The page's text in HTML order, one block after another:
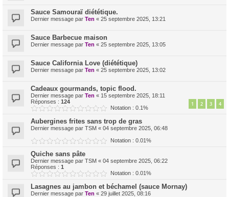
Sauce Samouraï diététique.
Dernier message par Ten « 25 septembre 2025, 13:21
Sauce Barbecue maison
Dernier message par Ten « 25 septembre 2025, 13:05
Sauce California Love (diététique)
Dernier message par Ten « 25 septembre 2025, 13:02
Cadeaux gourmands, topic flood.
Dernier message par Ten « 15 septembre 2025, 18:11
Réponses : 124 1 2 3 4
Notation : 0.1%
Aubergines frites sans trop de gras
Dernier message par TSM « 04 septembre 2025, 06:48
Notation : 0.01%
Quiche sans pâte
Dernier message par TSM « 04 septembre 2025, 06:22
Réponses : 1
Notation : 0.01%
Lasagnes au jambon et béchamel (sauce Mornay)
Dernier message par Ten « 29 juillet 2025, 08:16